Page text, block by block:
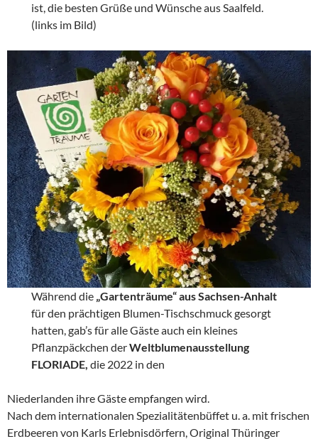
ist, die besten Grüße und Wünsche aus Saalfeld.
(links im Bild)
Während die „Gartenträume“ aus Sachsen-Anhalt
für den prächtigen Blumen-Tischschmuck gesorgt
hatten, gab’s für alle Gäste auch ein kleines
Pflanzpäckchen derWeltblumenausstellung
FLORIADE, die 2022 in den
Niederlanden ihre Gäste empfangen wird.
Nach dem internationalen Spezialitätenbüffet u. a. mit frischen
Erdbeeren von Karls Erlebnisdörfern, Original Thüringer